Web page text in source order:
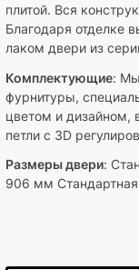
плитой. Вся
Благодаря отделке
лаком двери из
Комплектующие: Мы
фурнитуры,
цветом и дизайном,
петли с 3D
Размеры двери:
906 мм